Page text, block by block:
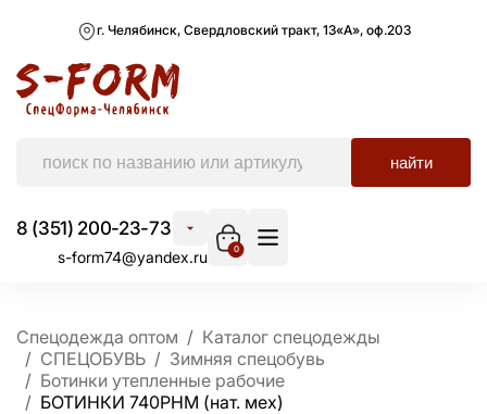
г. Челябинск, Свердловский тракт, 13«А», оф.203
найти
8 (351) 200-23-73
s-form74@yandex.ru 0
Спецодежда оптом
Каталог спецодежды
СПЕЦОБУВЬ
Зимняя спецобувь
Ботинки утепленные рабочие
БОТИНКИ 740РНМ (нат. мех)